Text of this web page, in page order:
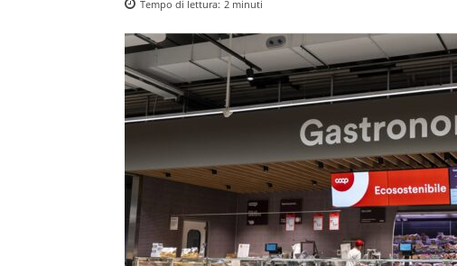
Tempo di lettura: 2 minuti